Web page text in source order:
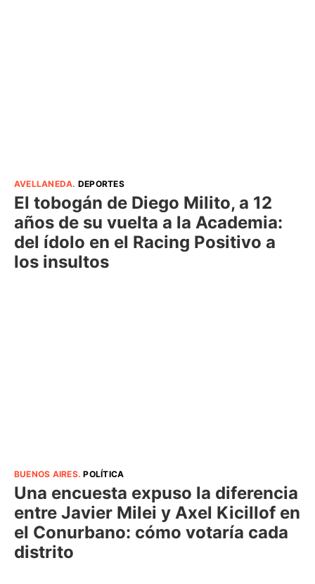
AVELLANEDA. DEPORTES
El tobogán de Diego Milito, a 12
años de su vuelta a la Academia:
del ídolo en el Racing Positivo a
los insultos
BUENOS AIRES.POLÍTICA
Una encuesta expuso la diferencia
entre Javier Milei y Axel Kicillof en
el Conurbano: cómo votaría cada
distrito